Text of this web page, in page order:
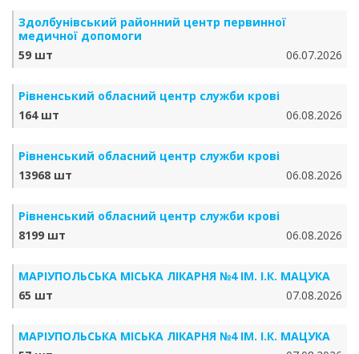
Здолбунівський районний центр первинної
медичної допомоги
59 шт
06.07.2026
Рівненський обласний центр служби крові
164 шт
06.08.2026
Рівненський обласний центр служби крові
13968 шт
06.08.2026
Рівненський обласний центр служби крові
8199 шт
06.08.2026
МАРІУПОЛЬСЬКА МІСЬКА ЛІКАРНЯ №4 ІМ. І.К. МАЦУКА
65 шт
07.08.2026
МАРІУПОЛЬСЬКА МІСЬКА ЛІКАРНЯ №4 ІМ. І.К. МАЦУКА